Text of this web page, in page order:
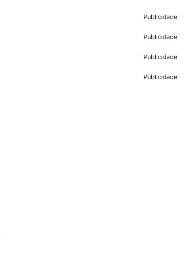
Publicidade
Publicidade
Publicidade
Publicidade